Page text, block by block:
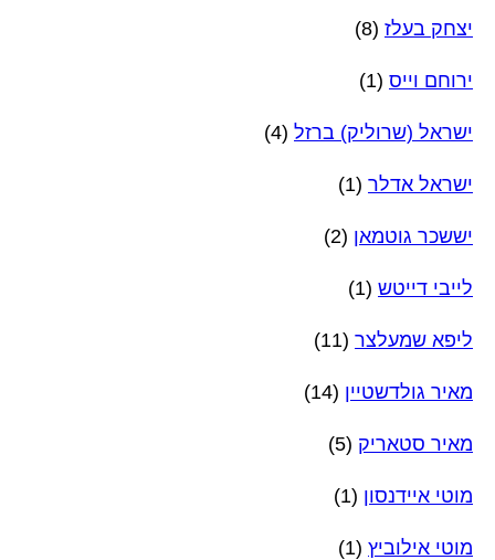
יצחק בעלז (8)
ירוחם וייס (1)
ישראל (שרוליק) ברזל (4)
ישראל אדלר (1)
יששכר גוטמאן (2)
לייבי דייטש (1)
ליפא שמעלצר (11)
מאיר גולדשטיין (14)
מאיר סטאריק (5)
מוטי איידנסון (1)
מוטי אילוביץ (1)